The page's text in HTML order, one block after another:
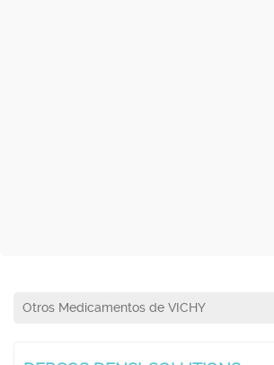
Otros Medicamentos de VICHY